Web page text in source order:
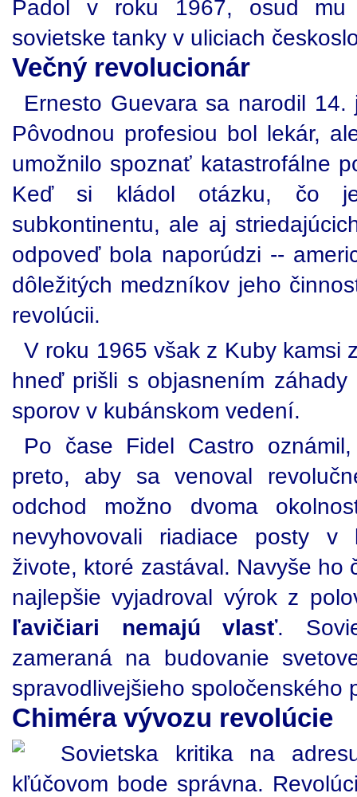
Padol v roku 1967, osud
sovietske tanky v uliciach
Večný revolucionár
Ernesto Guevara sa narodil
Pôvodnou profesiou bol lekár,
umožnilo spoznať katastrofálne
Keď si kládol otázku, čo
subkontinentu, ale aj
odpoveď bola naporúdzi --
dôležitých medzníkov jeho
revolúcii.
V roku 1965 však z Kuby kamsi
hneď prišli s objasnením
sporov v kubánskom vedení.
Po čase Fidel Castro
preto, aby sa venoval
odchod možno dvoma
nevyhovovali riadiace posty v
živote, ktoré zastával. Navyše ho
najlepšie vyjadroval výrok z
ľavičiari nemajú vlasť.
zameraná na budovanie
spravodlivejšieho spoločenského
Chiméra vývozu revolúcie
Sovietska kritika na
kľúčovom bode správna.